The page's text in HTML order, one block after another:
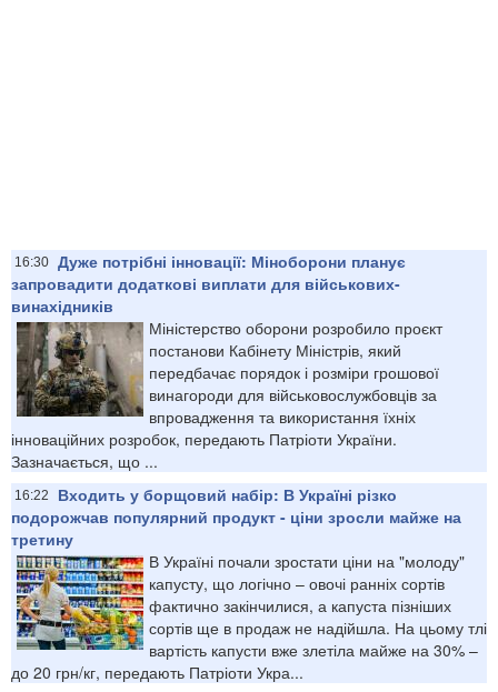
16:30 Дуже потрібні інновації: Міноборони планує
запровадити додаткові виплати для військових-
винахідників
Міністерство оборони розробило проєкт
постанови Кабінету Міністрів, який
передбачає порядок і розміри грошової
винагороди для військовослужбовців за
впровадження та використання їхніх
інноваційних розробок, передають Патріоти України.
Зазначається, що ...
16:22
Входить у борщовий набір: В Україні різко
подорожчав популярний продукт - ціни зросли майже на
третину
В Україні почали зростати ціни на "молоду"
капусту, що логічно – овочі ранніх сортів
фактично закінчилися, а капуста пізніших
сортів ще в продаж не надійшла. На цьому тлі
вартість капусти вже злетіла майже на 30% –
до 20 грн/кг, передають Патріоти Укра...